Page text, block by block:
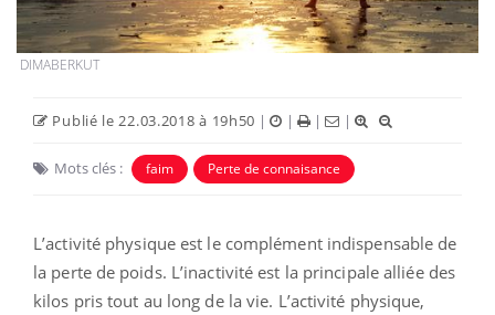
DIMABERKUT
Publié le 22.03.2018 à 19h50 | | | |
Mots clés : faim Perte de connaisance
L’activité physique est le complément indispensable de
la perte de poids. L’inactivité est la principale alliée des
kilos pris tout au long de la vie. L’activité physique,